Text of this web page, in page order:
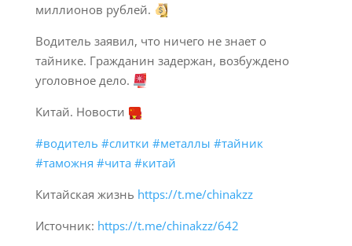
миллионов рублей.
Водитель заявил, что ничего не знает о
тайнике. Гражданин задержан, возбуждено
уголовное дело.
Китай. Новости
#водитель #слитки #металлы #тайник
#таможня #чита #китай
Китайская жизнь https://t.me/chinakzz
Источник: https://t.me/chinakzz/642